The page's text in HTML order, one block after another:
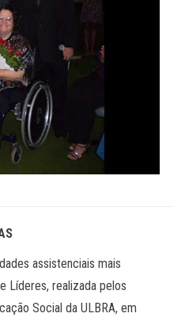
assistenciais mais
Líderes, realizada pelos
Social da ULBRA, em